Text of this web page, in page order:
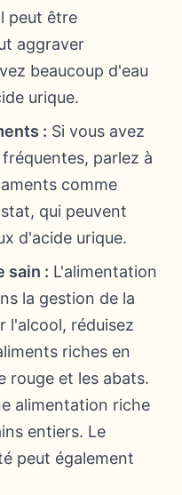
peut être
aggraver
beaucoup d'eau
urique.
: Si vous avez
parlez à
comme
qui peuvent
d'acide urique.
sain : L'alimentation
la gestion de la
l'alcool, réduisez
riches en
rouge et les abats.
alimentation riche
entiers. Le
peut également